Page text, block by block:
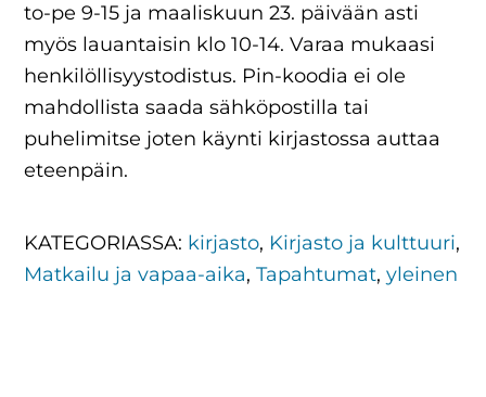
to-pe 9-15 ja maaliskuun 23. päivään asti
myös lauantaisin klo 10-14. Varaa mukaasi
henkilöllisyystodistus. Pin-koodia ei ole
mahdollista saada sähköpostilla tai
puhelimitse joten käynti kirjastossa auttaa
eteenpäin.
KATEGORIASSA: kirjasto, Kirjasto ja kulttuuri,
Matkailu ja vapaa-aika,Tapahtumat,yleinen